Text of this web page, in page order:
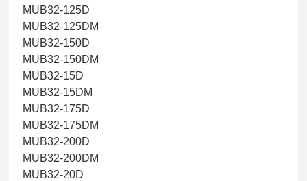
MUB32-125D
MUB32-125DM
MUB32-150D
MUB32-150DM
MUB32-15D
MUB32-15DM
MUB32-175D
MUB32-175DM
MUB32-200D
MUB32-200DM
MUB32-20D